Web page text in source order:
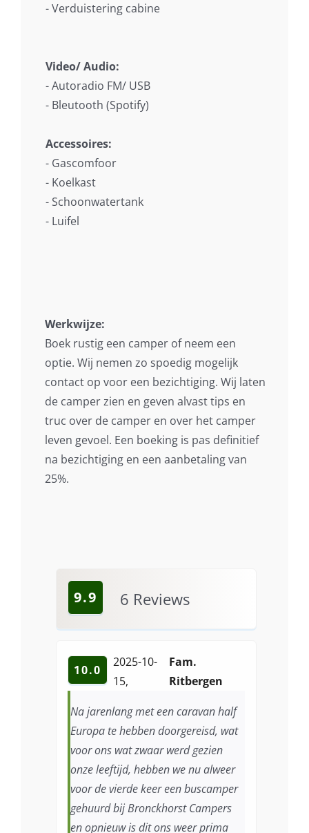
- Verduistering cabine
Video/ Audio:
- Autoradio FM/ USB
- Bleutooth (Spotify)
Accessoires:
- Gascomfoor
- Koelkast
- Schoonwatertank
- Luifel
Werkwijze:
Boek rustig een camper of neem een
optie. Wij nemen zo spoedig mogelijk
contact op voor een bezichtiging. Wij laten
de camper zien en geven alvast tips en
truc over de camper en over het camper
leven gevoel. Een boeking is pas definitief
na bezichtiging en een aanbetaling van
25%.
9.9 6 Reviews
10.0
2025-10-
15,
Fam.
Ritbergen
Na jarenlang met een caravan half
Europa te hebben doorgereisd, wat
voor ons wat zwaar werd gezien
onze leeftijd, hebben we nu alweer
voor de vierde keer een buscamper
gehuurd bij Bronckhorst Campers
en opnieuw is dit ons weer prima